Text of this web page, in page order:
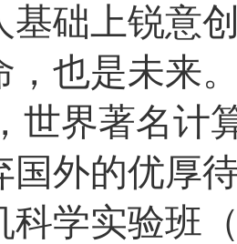
基础上锐意
，也是未来
世界著名计
国外的优厚
科学实验班